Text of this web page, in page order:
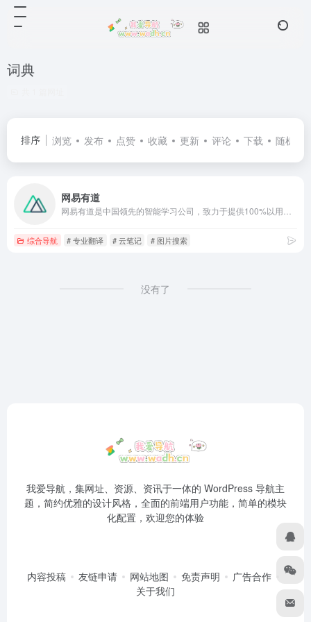
词典
排序 浏览 发布 点赞 收藏 更新 评论 下载 随机
网易有道
综合导航 # 专业翻译 # 云笔记 # 图片搜索
没有了
我爱导航，集网址、资源、资讯于一体的 WordPress 导航主
题，简约优雅的设计风格，全面的前端用户功能，简单的模块
化配置，欢迎您的体验
内容投稿 友链申请 网站地图 免责声明
广告合作
关于我们